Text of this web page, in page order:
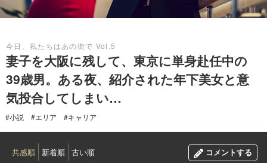
今日、私たちはあの街で Vol.5
妻子を大阪に残して、東京に単身赴任中の
39歳男。ある夜、紹介された年下美女と意
気投合してしまい…
#小説 #エリア #キャリア
共感順 新着順 古い順 コメントする